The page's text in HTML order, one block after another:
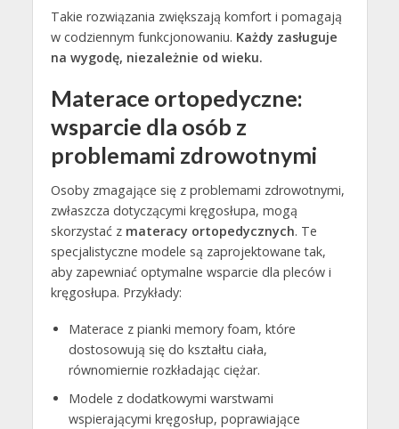
Takie rozwiązania zwiększają komfort i pomagają
w codziennym funkcjonowaniu. Każdy zasługuje
na wygodę, niezależnie od wieku.
Materace ortopedyczne:
wsparcie dla osób z
problemami zdrowotnymi
Osoby zmagające się z problemami zdrowotnymi,
zwłaszcza dotyczącymi kręgosłupa, mogą
skorzystać z materacy ortopedycznych. Te
specjalistyczne modele są zaprojektowane tak,
aby zapewniać optymalne wsparcie dla pleców i
kręgosłupa. Przykłady:
Materace z pianki memory foam, które
dostosowują się do kształtu ciała,
równomiernie rozkładając ciężar.
Modele z dodatkowymi warstwami
wspierającymi kręgosłup, poprawiające